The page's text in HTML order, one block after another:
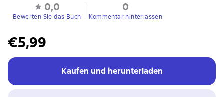
0,0
Bewerten Sie das Buch
0
Kommentar hinterlassen
€5,99
Kaufen und herunterladen